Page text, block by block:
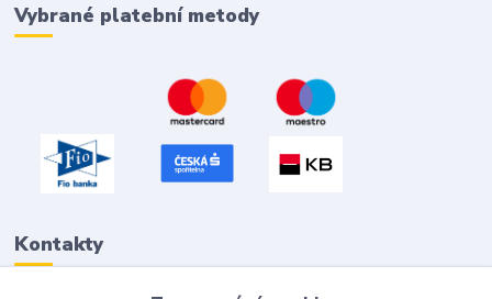
Vybrané platební metody
Kontakty